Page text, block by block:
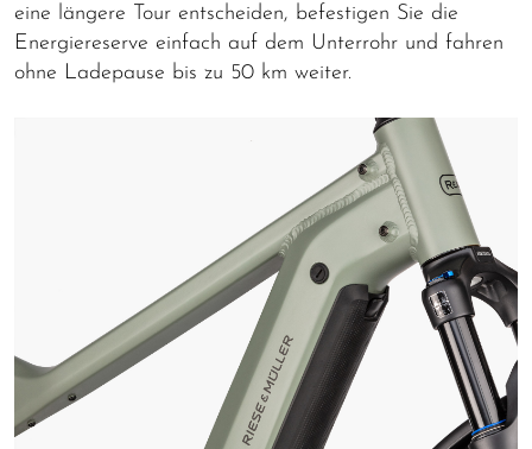
eine längere Tour entscheiden, befestigen Sie die
Energiereserve einfach auf dem Unterrohr und fahren
ohne Ladepause bis zu 50 km weiter.